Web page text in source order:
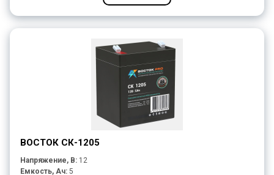
ВОСТОК СК-1205
Напряжение, В: 12
Емкость, Ач: 5